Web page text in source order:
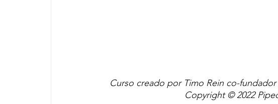
Curso creado por Timo Rein co-
Copyright © 2022